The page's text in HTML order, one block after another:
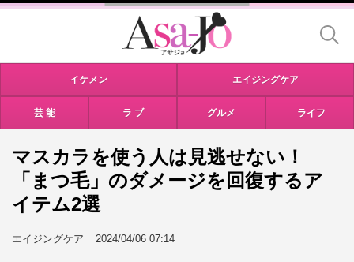
イケメン エイジングケア
芸 能 ラ ブ グルメ ライフ
マスカラを使う人は見逃せない！
「まつ毛」のダメージを回復するア
イテム2選
エイジングケア 2024/04/06 07:14